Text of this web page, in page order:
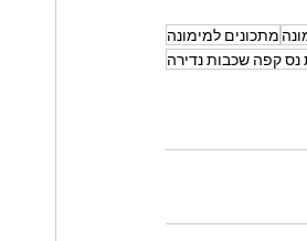
מתכונים למימונה
נס קפה שכבות נדירה